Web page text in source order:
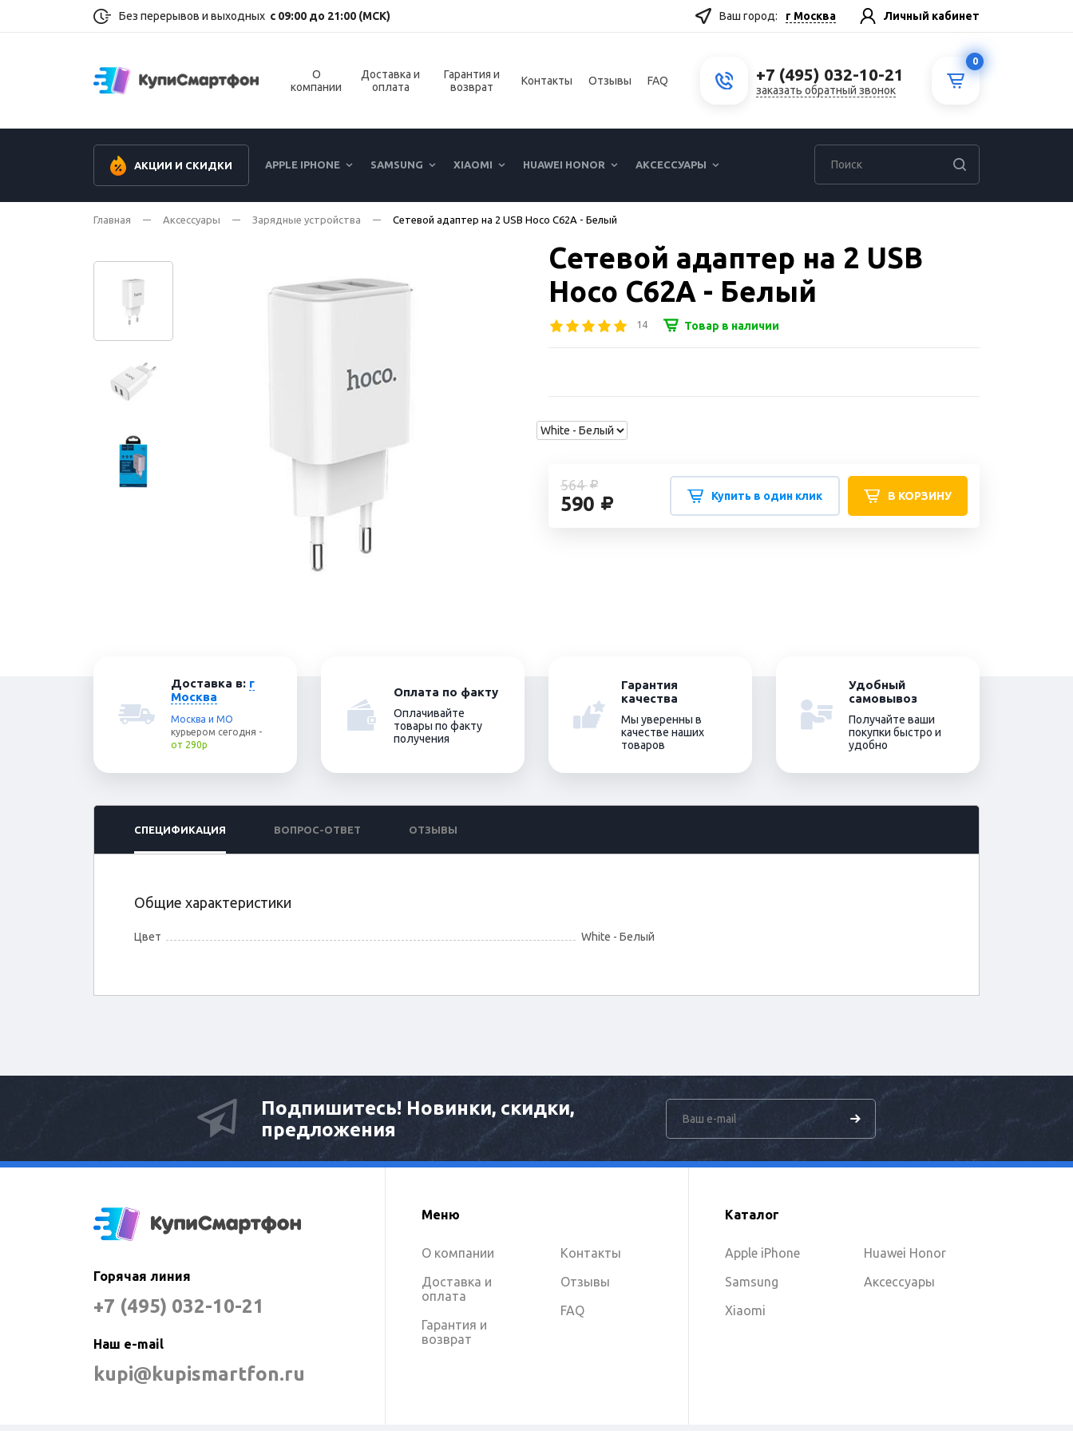
Без перерывов и выходных с 09:00 до 21:00 (МСК) Ваш город: г Москва Личный кабинет
О
компании
Доставка и
оплата
Гарантия и
возврат
Контакты Отзывы FAQ +7 (495) 032-10-21
заказать обратный звонок
0
АКЦИИ И СКИДКИ APPLE IPHONE SAMSUNG XIAOMI HUAWEI HONOR АКСЕССУАРЫ
Главная Аксессуары Зарядные устройства Сетевой адаптер на 2 USB Hoco C62A - Белый
Сетевой адаптер на 2 USB
Hoco C62A - Белый
14 Товар в наличии
564
590 Купить в один клик В КОРЗИНУ
Доставка в: г
Москва
Москва и МО
курьером сегодня -
от 290р
Оплата по факту
Оплачивайте
товары по факту
получения
Гарантия
качества
Мы уверенны в
качестве наших
товаров
Удобный
самовывоз
Получайте ваши
покупки быстро и
удобно
СПЕЦИФИКАЦИЯ ВОПРОС-ОТВЕТ ОТЗЫВЫ
Общие характеристики
Цвет White - Белый
Подпишитесь! Новинки, скидки,
предложения
Горячая линия
+7 (495) 032-10-21
Наш e-mail
kupi@kupismartfon.ru
Меню
О компании
Доставка и
оплата
Гарантия и
возврат
Контакты
Отзывы
FAQ
Каталог
Apple iPhone
Samsung
Xiaomi
Huawei Honor
Аксессуары